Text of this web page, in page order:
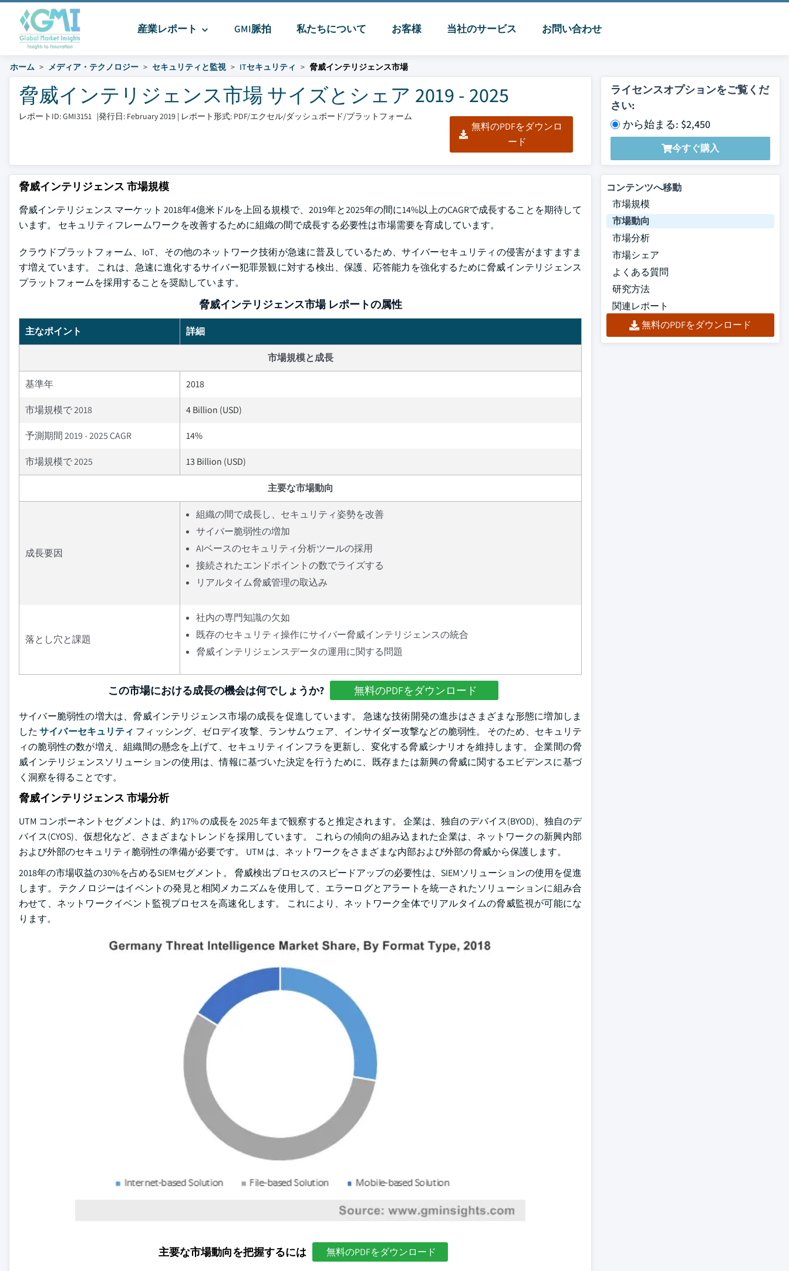
産業レポート GMI脈拍 私たちについて お客様 当社のサービス お問い合わせ
ホーム メディア・テクノロジー セキュリティと監視 ITセキュリティ 脅威インテリジェンス市場
脅威インテリジェンス市場 サイズとシェア 2019 - 2025
レポートID: GMI3151 |発行日: February 2019 | レポート形式: PDF/エクセル/ダッシュボード/プラットフォーム
無料のPDFをダウンロ
ード
ライセンスオプションをご覧くだ
さい:
から始まる: $2,450
今すぐ購入
脅威インテリジェンス 市場規模
脅威インテリジェンス マーケット 2018年4億米ドルを上回る規模で、2019年と2025年の間に14%以上のCAGRで成長することを期待して
います。 セキュリティフレームワークを改善するために組織の間で成長する必要性は市場需要を育成しています。
クラウドプラットフォーム、IoT、その他のネットワーク技術が急速に普及しているため、サイバーセキュリティの侵害がますますま
す増えています。 これは、急速に進化するサイバー犯罪景観に対する検出、保護、応答能力を強化するために脅威インテリジェンス
プラットフォームを採用することを奨励しています。
脅威インテリジェンス市場 レポートの属性
主なポイント 詳細
市場規模と成長
基準年 2018
市場規模で 2018 4 Billion (USD)
予測期間 2019 - 2025 CAGR 14%
市場規模で 2025 13 Billion (USD)
主要な市場動向
成長要因
組織の間で成長し、セキュリティ姿勢を改善
サイバー脆弱性の増加
AIベースのセキュリティ分析ツールの採用
接続されたエンドポイントの数でライズする
リアルタイム脅威管理の取込み
落とし穴と課題
社内の専門知識の欠如
既存のセキュリティ操作にサイバー脅威インテリジェンスの統合
脅威インテリジェンスデータの運用に関する問題
この市場における成長の機会は何でしょうか? 無料のPDFをダウンロード
サイバー脆弱性の増大は、脅威インテリジェンス市場の成長を促進しています。 急速な技術開発の進歩はさまざまな形態に増加しま
したサイバーセキュリティ フィッシング、ゼロデイ攻撃、ランサムウェア、インサイダー攻撃などの脆弱性。 そのため、セキュリテ
ィの脆弱性の数が増え、組織間の懸念を上げて、セキュリティインフラを更新し、変化する脅威シナリオを維持します。 企業間の脅
威インテリジェンスソリューションの使用は、情報に基づいた決定を行うために、既存または新興の脅威に関するエビデンスに基づ
く洞察を得ることです。
脅威インテリジェンス 市場分析
UTM コンポーネントセグメントは、約 17% の成長を 2025 年まで観察すると推定されます。 企業は、独自のデバイス(BYOD)、独自のデ
バイス(CYOS)、仮想化など、さまざまなトレンドを採用しています。 これらの傾向の組み込まれた企業は、ネットワークの新興内部
および外部のセキュリティ脆弱性の準備が必要です。 UTM は、ネットワークをさまざまな内部および外部の脅威から保護します。
2018年の市場収益の30%を占めるSIEMセグメント。 脅威検出プロセスのスピードアップの必要性は、SIEMソリューションの使用を促進
します。 テクノロジーはイベントの発見と相関メカニズムを使用して、エラーログとアラートを統一されたソリューションに組み合
わせて、ネットワークイベント監視プロセスを高速化します。 これにより、ネットワーク全体でリアルタイムの脅威監視が可能にな
ります。
主要な市場動向を把握するには 無料のPDFをダウンロード
コンテンツへ移動
市場規模
市場動向
市場分析
市場シェア
よくある質問
研究方法
関連レポート
無料のPDFをダウンロード